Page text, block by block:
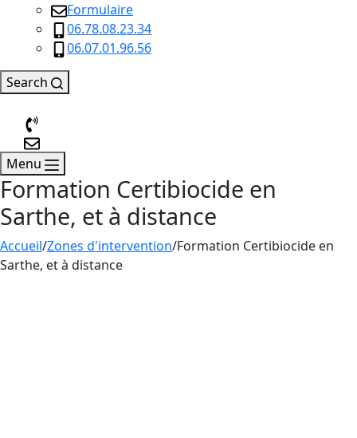
Formulaire
06.78.08.23.34
06.07.01.96.56
Search
Menu
Formation Certibiocide en
Sarthe, et à distance
Accueil/Zones d'intervention/Formation Certibiocide en
Sarthe, et à distance